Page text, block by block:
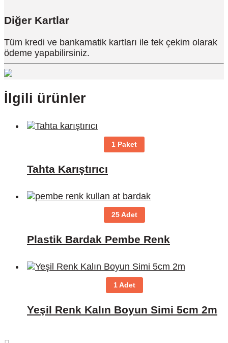
Diğer Kartlar
Tüm kredi ve bankamatik kartları ile tek çekim olarak
ödeme yapabilirsiniz.
İlgili ürünler
1 Paket
Tahta Karıştırıcı
25 Adet
Plastik Bardak Pembe Renk
1 Adet
Yeşil Renk Kalın Boyun Simi 5cm 2m